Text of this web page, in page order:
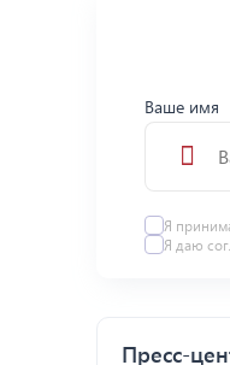
Ваше имя
Я
Я даю
Пресс-